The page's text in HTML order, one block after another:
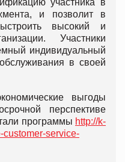
и позволит в
высокий и
Участники
индивидуальный
в своей
выгоды
перспективе
программы http://k-
customer-service-